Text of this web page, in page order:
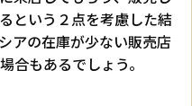
という２点を考慮した結
アの在庫が少ない販売店
合もあるでしょう。